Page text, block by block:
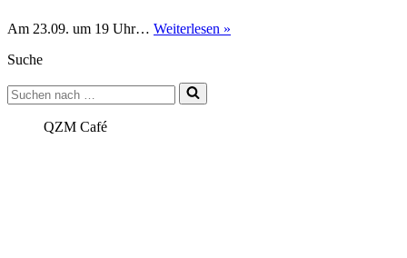
Am 23.09. um 19 Uhr… Weiterlesen »
Suche
Suchen
nach …
QZM Café